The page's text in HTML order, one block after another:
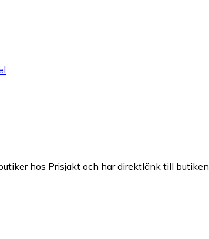
hos Prisjakt och har direktlänk till butiken.